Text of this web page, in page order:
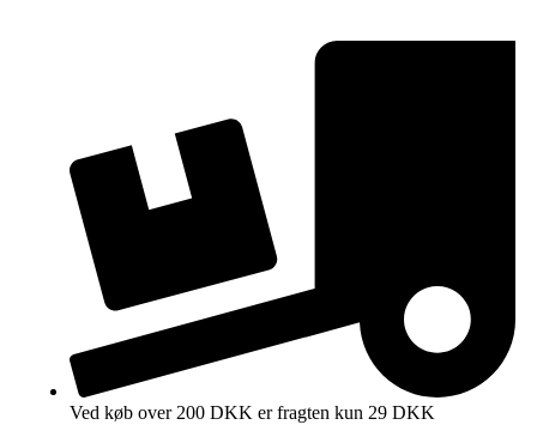
Ved køb over 200 DKK er fragten kun 29 DKK